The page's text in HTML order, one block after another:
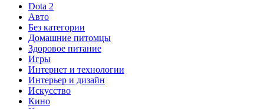
Dota 2
Авто
Без категории
Домашние питомцы
Здоровое питание
Игры
Интернет и технологии
Интерьер и дизайн
Искусство
Кино